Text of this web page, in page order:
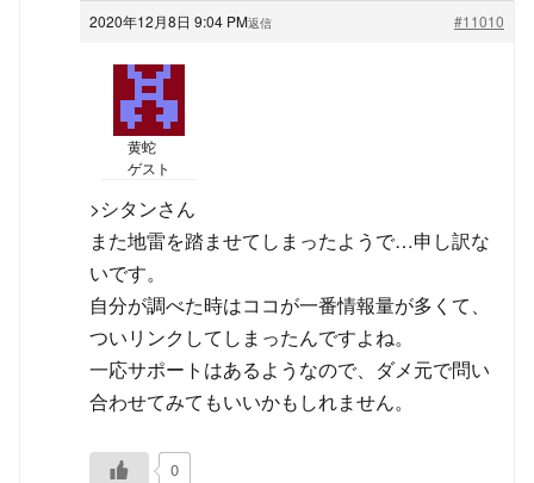
2020年12月8日 9:04 PM #11010
返信
黄蛇
ゲスト
>シタンさん
また地雷を踏ませてしまったようで…申し訳な
いです。
自分が調べた時はココが一番情報量が多くて、
ついリンクしてしまったんですよね。
一応サポートはあるようなので、ダメ元で問い
合わせてみてもいいかもしれません。
0